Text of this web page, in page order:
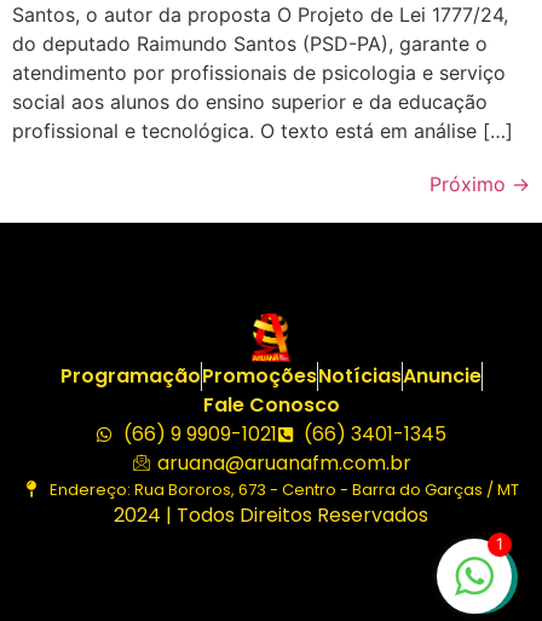
Santos, o autor da proposta O Projeto de Lei 1777/24,
do deputado Raimundo Santos (PSD-PA), garante o
atendimento por profissionais de psicologia e serviço
social aos alunos do ensino superior e da educação
profissional e tecnológica. O texto está em análise […]
Próximo →
ProgramaçãoPromoçõesNotíciasAnuncie
Fale Conosco
(66) 9 9909-1021
(66) 3401-1345
aruana@aruanafm.com.br
Endereço: Rua Bororos, 673 - Centro - Barra do Garças / MT
2024 | Todos Direitos Reservados
1